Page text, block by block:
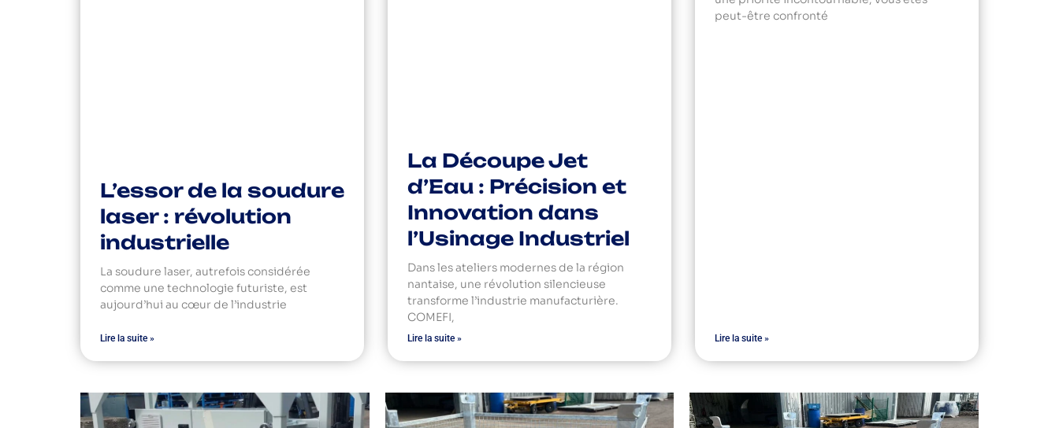
L’essor de la soudure
laser : révolution
industrielle
La soudure laser, autrefois considérée
comme une technologie futuriste, est
aujourd’hui au cœur de l’industrie
Lire la suite »
La Découpe Jet
d’Eau : Précision et
Innovation dans
l’Usinage Industriel
Dans les ateliers modernes de la région
nantaise, une révolution silencieuse
transforme l’industrie manufacturière.
COMEFI,
Lire la suite »
peut-être confronté
Lire la suite »